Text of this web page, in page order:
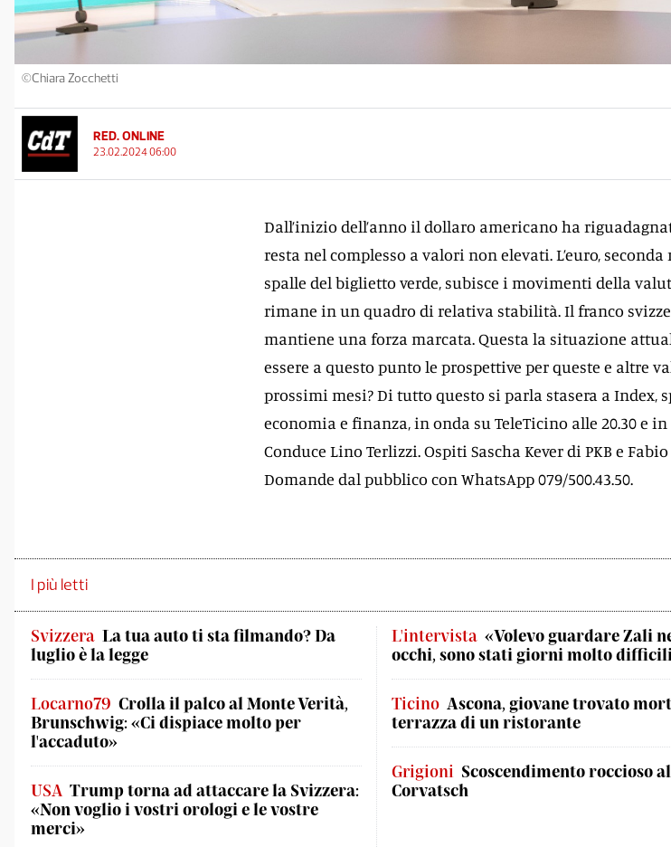
©Chiara Zocchetti
RED. ONLINE
23.02.2024 06:00
Dall’inizio dell’anno il dollaro americano ha
resta nel complesso a valori non elevati. L’euro,
spalle del biglietto verde, subisce i movimenti della
rimane in un quadro di relativa stabilità. Il franco
mantiene una forza marcata. Questa la situazione
essere a questo punto le prospettive per queste e altre
prossimi mesi? Di tutto questo si parla stasera a Index,
economia e finanza, in onda su TeleTicino alle 20.30 e in
Conduce Lino Terlizzi. Ospiti Sascha Kever di PKB e
Domande dal pubblico con WhatsApp 079/500.43.50.
I più letti
Svizzera La tua auto ti sta filmando? Da
luglio è la legge
Locarno79 Crolla il palco al Monte Verità,
Brunschwig: «Ci dispiace molto per
l'accaduto»
USA Trump torna ad attaccare la Svizzera:
«Non voglio i vostri orologi e le vostre
merci»
L'intervista «Volevo guardare Zali
occhi, sono stati giorni molto
Ticino Ascona, giovane trovato
terrazza di un ristorante
Grigioni Scoscendimento roccioso al
Corvatsch